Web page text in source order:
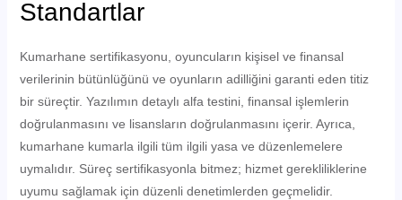
Standartlar
Kumarhane sertifikasyonu, oyuncuların kişisel ve finansal
verilerinin bütünlüğünü ve oyunların adilliğini garanti eden titiz
bir süreçtir. Yazılımın detaylı alfa testini, finansal işlemlerin
doğrulanmasını ve lisansların doğrulanmasını içerir. Ayrıca,
kumarhane kumarla ilgili tüm ilgili yasa ve düzenlemelere
uymalıdır. Süreç sertifikasyonla bitmez; hizmet gerekliliklerine
uyumu sağlamak için düzenli denetimlerden geçmelidir.